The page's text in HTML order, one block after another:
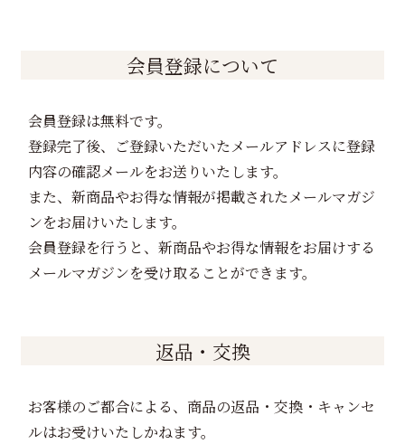
会員登録について
会員登録は無料です。
登録完了後、ご登録いただいたメールアドレスに登録
内容の確認メールをお送りいたします。
また、新商品やお得な情報が掲載されたメールマガジ
ンをお届けいたします。
会員登録を行うと、新商品やお得な情報をお届けする
メールマガジンを受け取ることができます。
返品・交換
お客様のご都合による、商品の返品・交換・キャンセ
ルはお受けいたしかねます。